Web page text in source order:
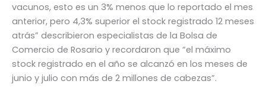
vacunos, esto es un 3% menos que lo reportado el mes
anterior, pero 4,3% superior el stock registrado 12 meses
atrás” describieron especialistas de la Bolsa de
Comercio de Rosario y recordaron que “el máximo
stock registrado en el año se alcanzó en los meses de
junio y julio con más de 2 millones de cabezas”.